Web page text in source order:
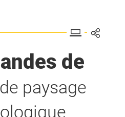
de
paysage